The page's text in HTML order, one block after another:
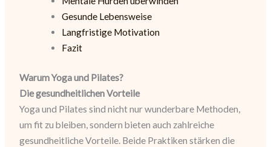
Gesunde Lebensweise
Langfristige Motivation
Fazit
Warum Yoga und Pilates?
Die gesundheitlichen Vorteile
Yoga und Pilates sind nicht nur wunderbare Methoden,
um fit zu bleiben, sondern bieten auch zahlreiche
gesundheitliche Vorteile. Beide Praktiken stärken die